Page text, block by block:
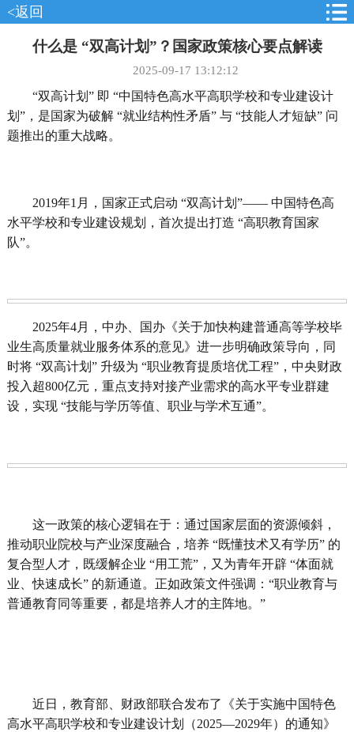
<返回
什么是 “双高计划”？国家政策核心要点解读
2025-09-17 13:12:12
“双高计划” 即 “中国特色高水平高职学校和专业建设计
划”，是国家为破解 “就业结构性矛盾” 与 “技能人才短缺” 问
题推出的重大战略。
2019年1月，国家正式启动 “双高计划”—— 中国特色高
水平学校和专业建设规划，首次提出打造 “高职教育国家
队”。
2025年4月，中办、国办《关于加快构建普通高等学校毕
业生高质量就业服务体系的意见》进一步明确政策导向，同
时将 “双高计划” 升级为 “职业教育提质培优工程”，中央财政
投入超800亿元，重点支持对接产业需求的高水平专业群建
设，实现 “技能与学历等值、职业与学术互通”。
这一政策的核心逻辑在于：通过国家层面的资源倾斜，
推动职业院校与产业深度融合，培养 “既懂技术又有学历” 的
复合型人才，既缓解企业 “用工荒”，又为青年开辟 “体面就
业、快速成长” 的新通道。正如政策文件强调：“职业教育与
普通教育同等重要，都是培养人才的主阵地。”
近日，教育部、财政部联合发布了《关于实施中国特色
高水平高职学校和专业建设计划（2025—2029年）的通知》